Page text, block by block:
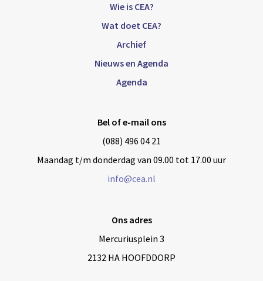
Wie is CEA?
Wat doet CEA?
Archief
Nieuws en Agenda
Agenda
Bel of e-mail ons
(088) 496 04 21
Maandag t/m donderdag van 09.00 tot 17.00 uur
info@cea.nl
Ons adres
Mercuriusplein 3
2132 HA HOOFDDORP